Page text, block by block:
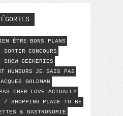
ÊTRE
BONS PLANS
SORTIR CONCOURS
SHOW GEEKERIES
HUMEURS
JE SAIS PAS
GOLDMAN
CHER
LOVE ACTUALLY
/ SHOPPING
PLACE TO BE
& GASTRONOMIE